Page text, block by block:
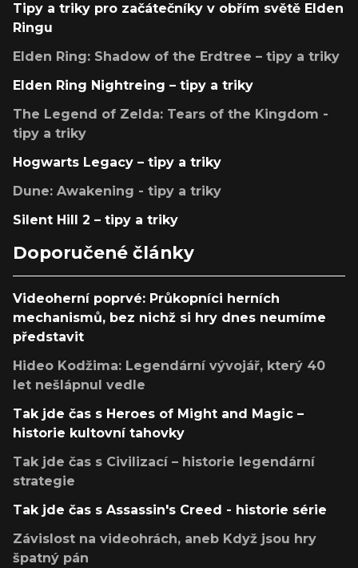
Tipy a triky pro začátečníky v obřím světě Elden
Ringu
Elden Ring: Shadow of the Erdtree – tipy a triky
Elden Ring Nightreing – tipy a triky
The Legend of Zelda: Tears of the Kingdom -
tipy a triky
Hogwarts Legacy – tipy a triky
Dune: Awakening - tipy a triky
Silent Hill 2 – tipy a triky
Doporučené články
Videoherní poprvé: Průkopníci herních
mechanismů, bez nichž si hry dnes neumíme
představit
Hideo Kodžima: Legendární vývojář, který 40
let nešlápnul vedle
Tak jde čas s Heroes of Might and Magic –
historie kultovní tahovky
Tak jde čas s Civilizací – historie legendární
strategie
Tak jde čas s Assassin's Creed - historie série
Závislost na videohrách, aneb Když jsou hry
špatný pán